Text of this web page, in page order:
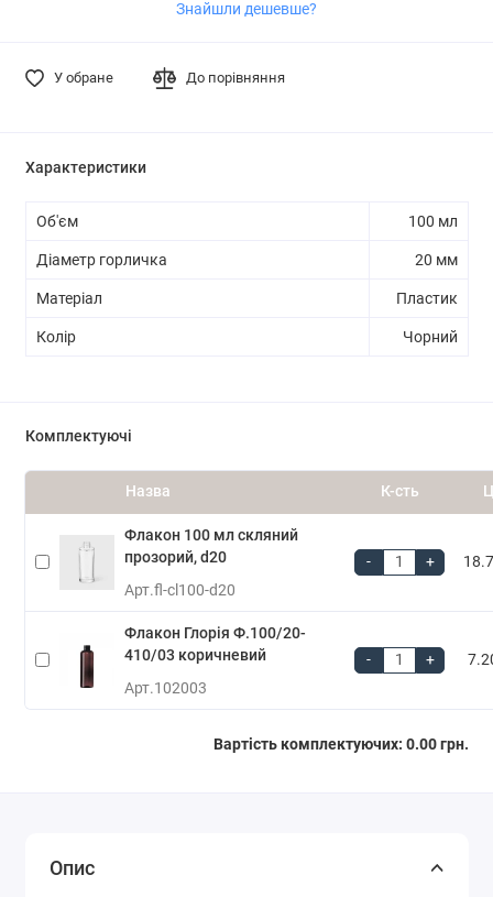
Знайшли дешевше?
У обране До порівняння
Характеристики
Об'єм 100 мл
Діаметр горличка 20 мм
Матеріал Пластик
Колір Чорний
Комплектуючі
Назва К-сть
Флакон 100 мл скляний
прозорий, d20
Арт.fl-cl100-d20
- +
Флакон Глорія Ф.100/20-
410/03 коричневий
Арт.102003
- +
Вартість комплектуючих: 0.00 грн.
Опис